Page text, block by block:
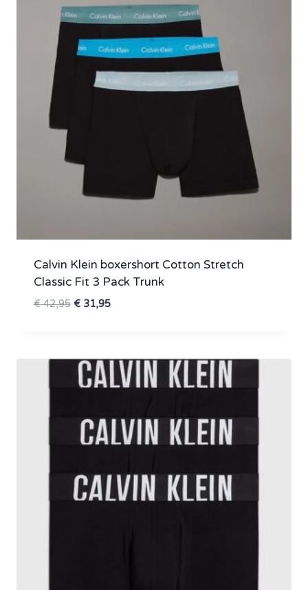
Calvin Klein boxershort Cotton Stretch
Classic Fit 3 Pack Trunk
€42,95 Oorspronkelijke
€31,95Huidige